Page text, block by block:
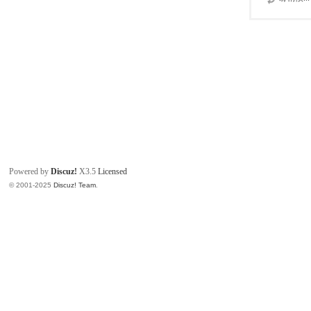
Powered byDiscuz! X3.5 Licensed
© 2001-2025Discuz! Team